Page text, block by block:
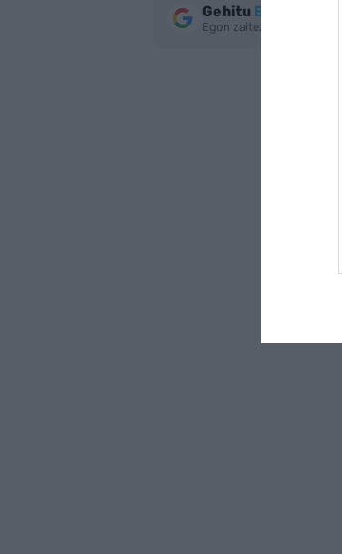
Gehitu
Egon zaitez azken